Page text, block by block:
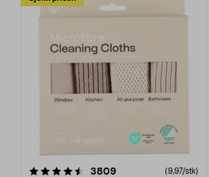
3809anmeldelser(9,97/stk)
4.5av 5 stjerner